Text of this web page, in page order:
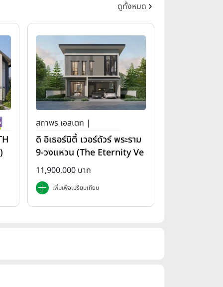
ดูทั้งหมด
สถาพร เอสเตท |
ดิ อิเธอร์นิตี้ เวอร์ดัวร์ พระราม
9-วงแหวน (The Eternity Ve
rdure Rama 9-Wongwae
n)
11,900,000 บาท
เพิ่มเพื่อเปรียบเทียบ